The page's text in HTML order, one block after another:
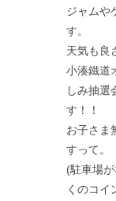
ジャムや
す。
天気も良
小湊鐵道
しみ抽選
す！！
お子さま
すって。
(駐車場
くのコイ